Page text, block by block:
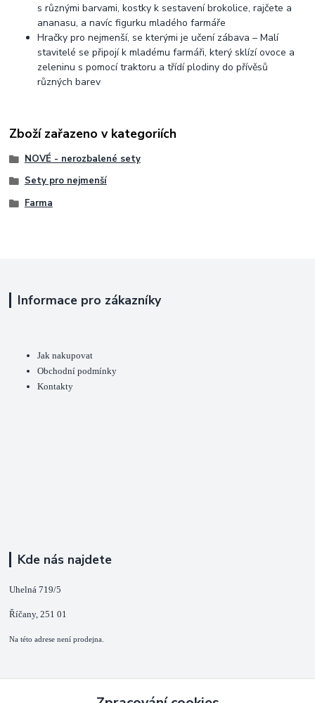
s různými barvami, kostky k sestavení brokolice, rajčete a
ananasu, a navíc figurku mladého farmáře
Hračky pro nejmenší, se kterými je učení zábava – Malí
stavitelé se připojí k mladému farmáři, který sklízí ovoce a
zeleninu s pomocí traktoru a třídí plodiny do přívěsů
různých barev
Zboží zařazeno v kategoriích
NOVÉ - nerozbalené sety
Sety pro nejmenší
Farma
Informace pro zákazníky
Jak nakupovat
Obchodní podmínky
Kontakty
Kde nás najdete
Uhelná 719/5
Říčany, 251 01
Na této adrese není prodejna.